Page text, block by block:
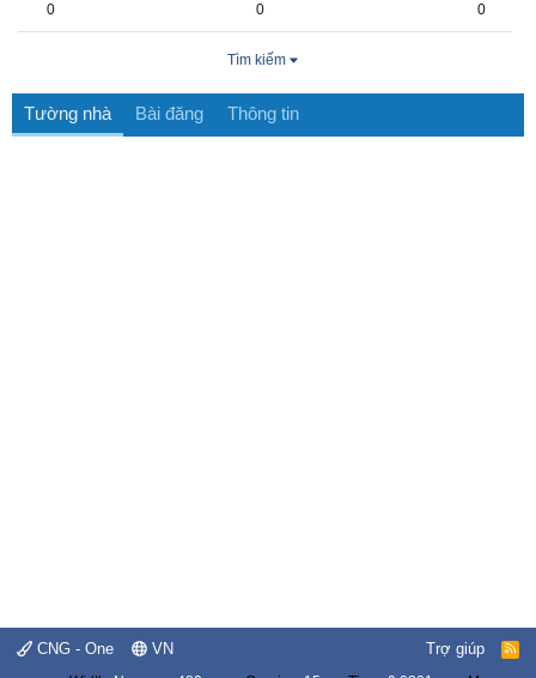
0 0 0
Tìm kiếm
Tường nhà Bài đăng Thông tin
CNG - One VN Trợ giúp
R